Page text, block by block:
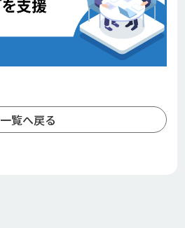
一覧へ戻る